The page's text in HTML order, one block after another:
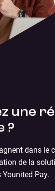
une
?
dans le
de la
Pay.